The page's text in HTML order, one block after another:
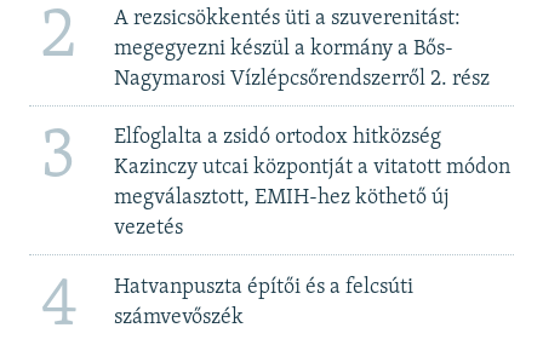
2
A rezsicsökkentés üti a szuverenitást:
megegyezni készül a kormány a Bős-
Nagymarosi Vízlépcsőrendszerről 2. rész
3
Elfoglalta a zsidó ortodox hitközség
Kazinczy utcai központját a vitatott módon
megválasztott, EMIH-hez köthető új
vezetés
4
Hatvanpuszta építői és a felcsúti
számvevőszék